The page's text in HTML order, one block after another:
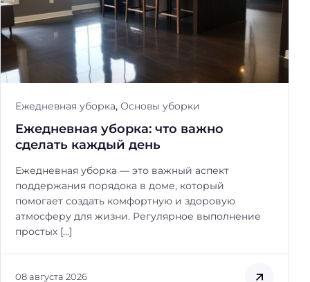
Ежедневная уборка, Основы уборки
Ежедневная уборка: что важно
сделать каждый день
Ежедневная уборка — это важный аспект
поддержания порядока в доме, который
помогает создать комфортную и здоровую
атмосферу для жизни. Регулярное выполнение
простых […]
08 августа 2026